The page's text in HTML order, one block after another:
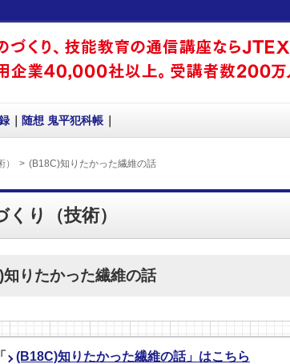
随想 鬼平犯科帳
(B18C)知りたかった繊維の話
くり（技術）
りたかった繊維の話
「 (B18C)知りたかった繊維の話」はこちら